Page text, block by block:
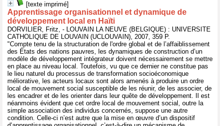
[texte imprimé]
Apprentissage organisationnel et dynamique de
développement local en Haïti
DORVILIER, Fritz, - LOUVAIN LA NEUVE (BELGIQUE) : UNIVERSITE
CATHOLIQUE DE LOUVAIN (UCLOUVAIN), 2007, 359 P.
"Compte tenu de la structuration de l'ordre global et de l’affaiblissement
des États des nations pauvres, les dynamiques de construction d’un
modèle de développement intégrateur doivent nécessairement se mettre
en place au niveau local. Toutefois, vu que ce dernier ne constitue pas
le lieu naturel du processus de transformation socioéconomique
méliorative, les acteurs locaux sont alors amenés à produire un ordre
local de mouvement social susceptible de les réunir, de les associer, de
les encadrer et de les orienter dans leur quête de développement. Il est
néanmoins évident que cet ordre local de mouvement social, outre la
simple association des individus concernés, suppose une autre
condition. Celle-ci n’est autre que la mise en œuvre d’un dispositif